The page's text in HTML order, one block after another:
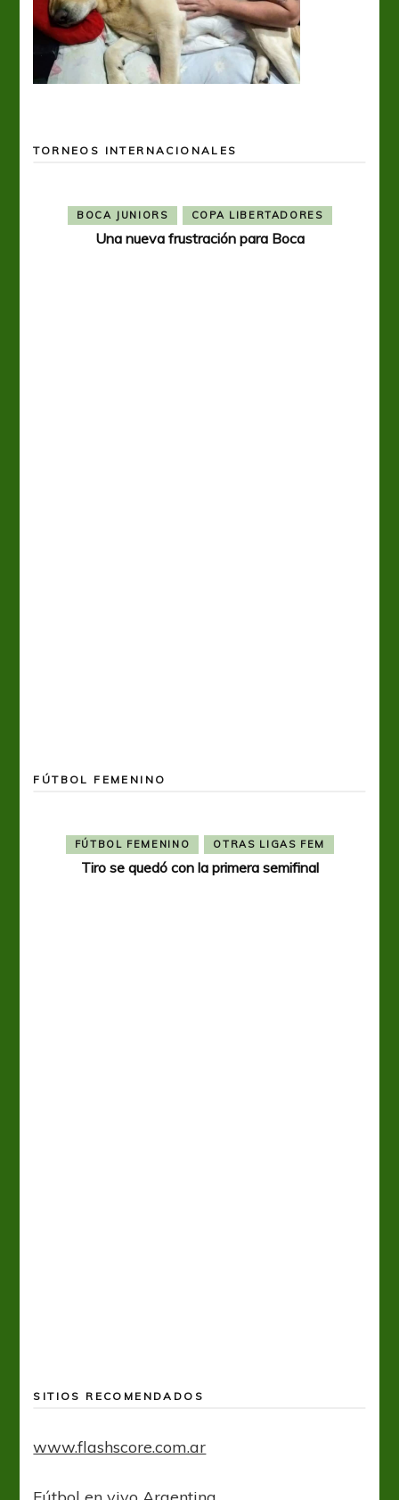
TORNEOS INTERNACIONALES
BOCA JUNIORS COPA LIBERTADORES
Una nueva frustración para Boca
FÚTBOL FEMENINO
FÚTBOL FEMENINO OTRAS LIGAS FEM
Tiro se quedó con la primera semifinal
SITIOS RECOMENDADOS
www.flashscore.com.ar